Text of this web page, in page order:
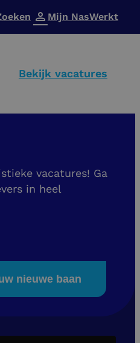
Mijn NasWerkt
Bekijk vacatures
vacatures! Ga
in heel
nieuwe baan